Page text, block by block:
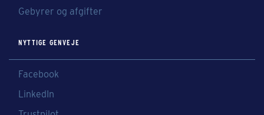
Gebyrer og afgifter
NYTTIGE GENVEJE
Facebook
LinkedIn